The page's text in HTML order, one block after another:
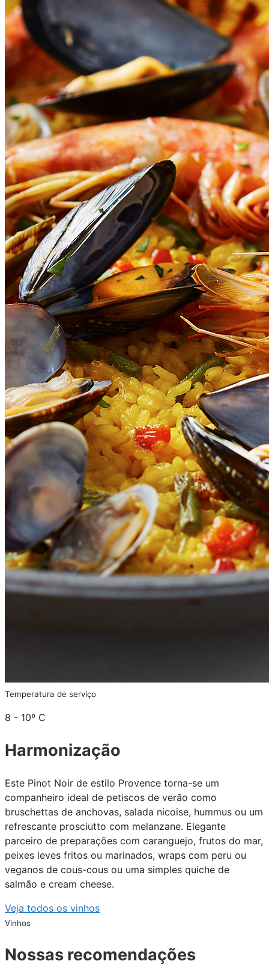
Temperatura de serviço
8 - 10º C
Harmonização
Este Pinot Noir de estilo Provence torna-se um
companheiro ideal de petiscos de verão como
bruschettas de anchovas, salada nicoise, hummus ou um
refrescante prosciutto com melanzane. Elegante
parceiro de preparações com caranguejo, frutos do mar,
peixes leves fritos ou marinados, wraps com peru ou
veganos de cous-cous ou uma simples quiche de
salmão e cream cheese.
Veja todos os vinhos
Vinhos
Nossas recomendações